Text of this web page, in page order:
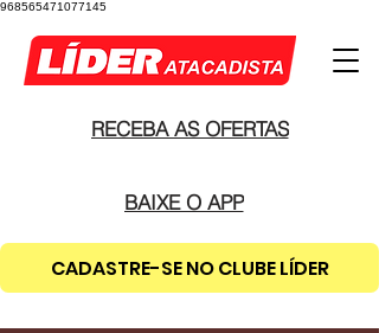
968565471077145
RECEBA AS OFERTAS
BAIXE O APP
CADASTRE-SE NO CLUBE LÍDER